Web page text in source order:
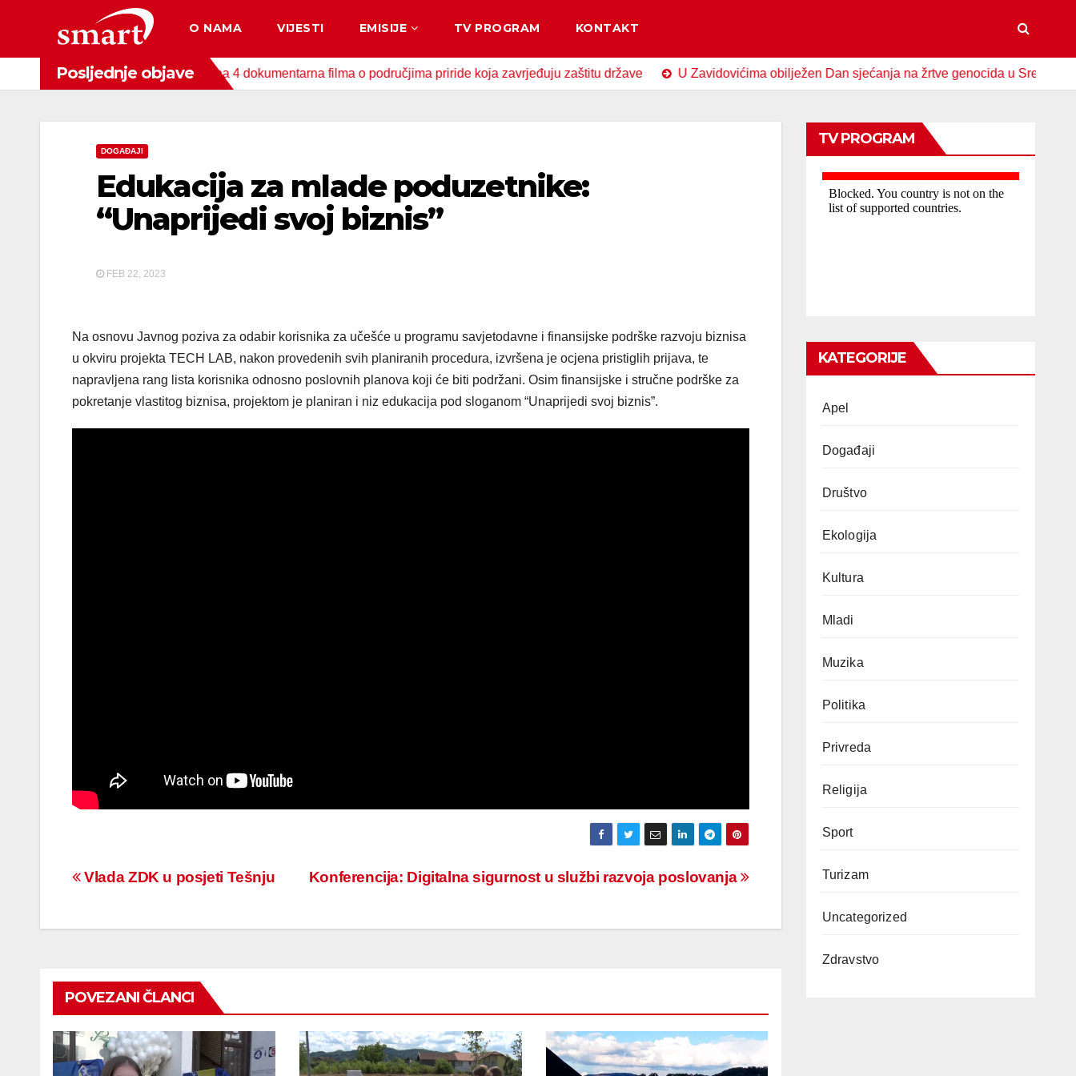
content
O NAMA VIJESTI EMISIJE TV PROGRAM KONTAKT
Posljednje objave
za zaštitu okoliša snimljena 4 dokumentarna filma o područjima priride koja zavrjeđuju zaštitu države U Zavidovićima obilježen Dan sjećanja na žrtve genocida u Srebrenici
DOGAĐAJI
Edukacija za mlade poduzetnike:
“Unaprijedi svoj biznis”
FEB 22, 2023
Na osnovu Javnog poziva za odabir korisnika za učešće u programu savjetodavne i finansijske podrške razvoju biznisa
u okviru projekta TECH LAB, nakon provedenih svih planiranih procedura, izvršena je ocjena pristiglih prijava, te
napravljena rang lista korisnika odnosno poslovnih planova koji će biti podržani. Osim finansijske i stručne podrške za
pokretanje vlastitog biznisa, projektom je planiran i niz edukacija pod sloganom “Unaprijedi svoj biznis”.
Navigacija
Konferencija: Digitalna sigurnost u službi razvoja poslovanja
Vlada ZDK u posjeti Tešnju
POVEZANI ČLANCI
TV PROGRAM
KATEGORIJE
Apel
Događaji
Društvo
Ekologija
Kultura
Mladi
Muzika
Politika
Privreda
Religija
Sport
Turizam
Uncategorized
Zdravstvo